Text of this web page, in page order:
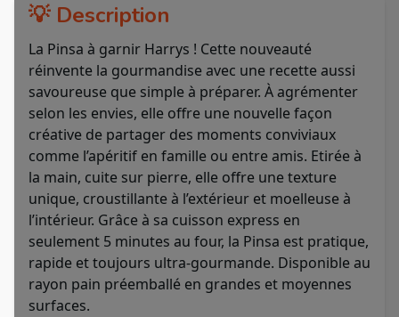
💡 Description
La Pinsa à garnir Harrys ! Cette nouveauté
réinvente la gourmandise avec une recette aussi
savoureuse que simple à préparer. À agrémenter
selon les envies, elle offre une nouvelle façon
créative de partager des moments conviviaux
comme l’apéritif en famille ou entre amis. Etirée à
la main, cuite sur pierre, elle offre une texture
unique, croustillante à l’extérieur et moelleuse à
l’intérieur. Grâce à sa cuisson express en
seulement 5 minutes au four, la Pinsa est pratique,
rapide et toujours ultra-gourmande. Disponible au
rayon pain préemballé en grandes et moyennes
surfaces.